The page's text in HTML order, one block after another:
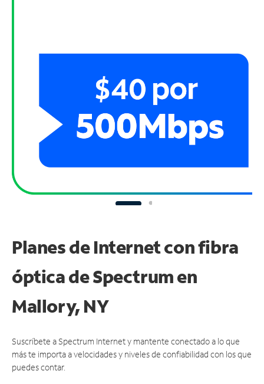
Planes de Internet con fibra
óptica de Spectrum en
Mallory, NY
Suscríbete a Spectrum Internet y mantente conectado a lo que
más te importa a velocidades y niveles de confiabilidad con los que
puedes contar.